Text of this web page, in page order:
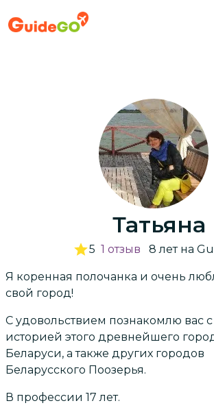
Татьяна
5 1 отзыв 8 летна
Я коренная полочанка и очень
свой город!
С удовольствием познакомлю вас с
историей этого древнейшего
Беларуси, а также других городов
Беларусского Поозерья.
В профессии 17 лет.